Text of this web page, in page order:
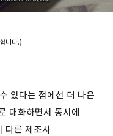
니다.)
있다는 점에선 더 나은
대화하면서 동시에
다른 제조사